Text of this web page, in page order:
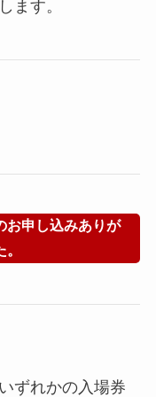
ます。
お申し込みありが
ずれかの入場券